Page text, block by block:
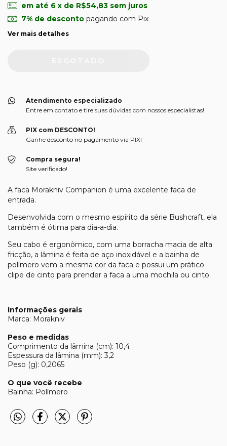
em até 6 x de R$54,83 sem juros
7% de descontopagando com Pix
Ver mais detalhes
Atendimento especializado
Entre em contato e tire suas dúvidas com nossos especialistas!
PIX com DESCONTO!
Ganhe desconto no pagamento via PIX!
Compra segura!
Site verificado!
A faca Morakniv Companion é uma excelente faca de
entrada.
Desenvolvida com o mesmo espírito da série Bushcraft, ela
também é ótima para dia-a-dia.
Seu cabo é ergonômico, com uma borracha macia de alta
fricção, a lâmina é feita de aço inoxidável e a bainha de
polímero vem a mesma cor da faca e possui um prático
clipe de cinto para prender a faca a uma mochila ou cinto.
Informações gerais
Marca: Morakniv
Peso e medidas
Comprimento da lâmina (cm): 10,4
Espessura da lâmina (mm): 3,2
Peso (g): 0,2065
O que você recebe
Bainha: Polímero